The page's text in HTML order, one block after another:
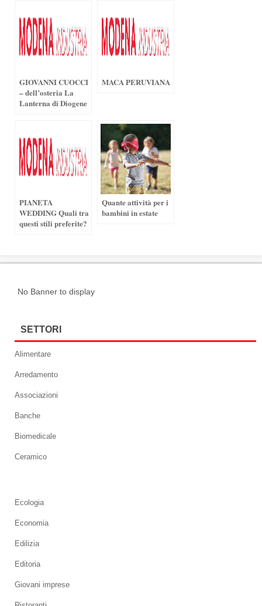
GIOVANNI CUOCCI
– dell’osteria La
Lanterna di Diogene
MACA PERUVIANA
PIANETA
WEDDING Quali tra
questi stili preferite?
Quante attività per i
bambini in estate
No Banner to display
SETTORI
Alimentare
Arredamento
Associazioni
Banche
Biomedicale
Ceramico
Ecologia
Economia
Edilizia
Editoria
Giovani imprese